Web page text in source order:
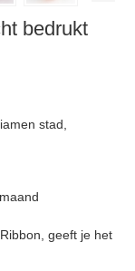
bedrukt
stad,
geeft je het